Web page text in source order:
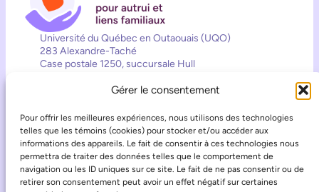
Gérer le consentement
Pour offrir les meilleures expériences, nous utilisons des technologies
telles que les témoins (cookies) pour stocker et/ou accéder aux
informations des appareils. Le fait de consentir à ces technologies nous
permettra de traiter des données telles que le comportement de
navigation ou les ID uniques sur ce site. Le fait de ne pas consentir ou de
retirer son consentement peut avoir un effet négatif sur certaines
Université du Québec en Outaouais (UQO)
283 Alexandre-Taché
Case postale 1250, succursale Hull
Gatineau (QC) J8X 3X7
crcppa@uqo.ca
Contact
Suivez les activités de la Chaire